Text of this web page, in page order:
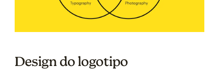
Design do logotipo